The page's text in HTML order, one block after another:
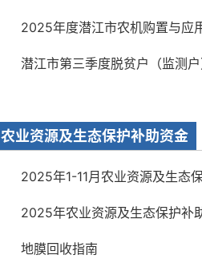
2025年度潜江市农机购置与应
潜江市第三季度脱贫户（监测
农业资源及生态保护补助资金
2025年1-11月农业资源及生态
2025年农业资源及生态保护补
地膜回收指南